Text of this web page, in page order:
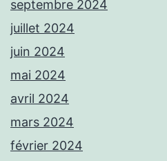
septembre 2024
juillet 2024
juin 2024
mai 2024
avril 2024
mars 2024
février 2024